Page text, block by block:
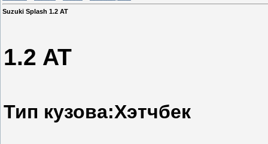
Suzuki Splash 1.2 AT
1.2 AT
Тип кузова:Хэтчбек